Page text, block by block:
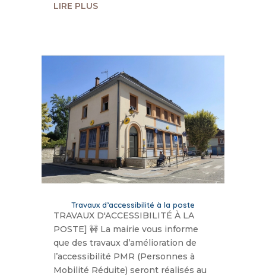
LIRE PLUS
Travaux d’accessibilité à la poste
TRAVAUX D'ACCESSIBILITÉ À LA
POSTE] 🚧 ​La mairie vous informe
que des travaux d’amélioration de
l’accessibilité PMR (Personnes à
Mobilité Réduite) seront réalisés au